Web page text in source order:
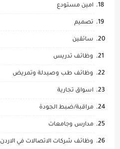
امين مستودع
تصميم
سائقين
وظائف تدريس
وظائف طب وصيدلة وتمريض
اسواق تجارية
مراقبة/ضبط الجودة
مدارس وجامعات
وظائف شركات الاتصالات في الاردن